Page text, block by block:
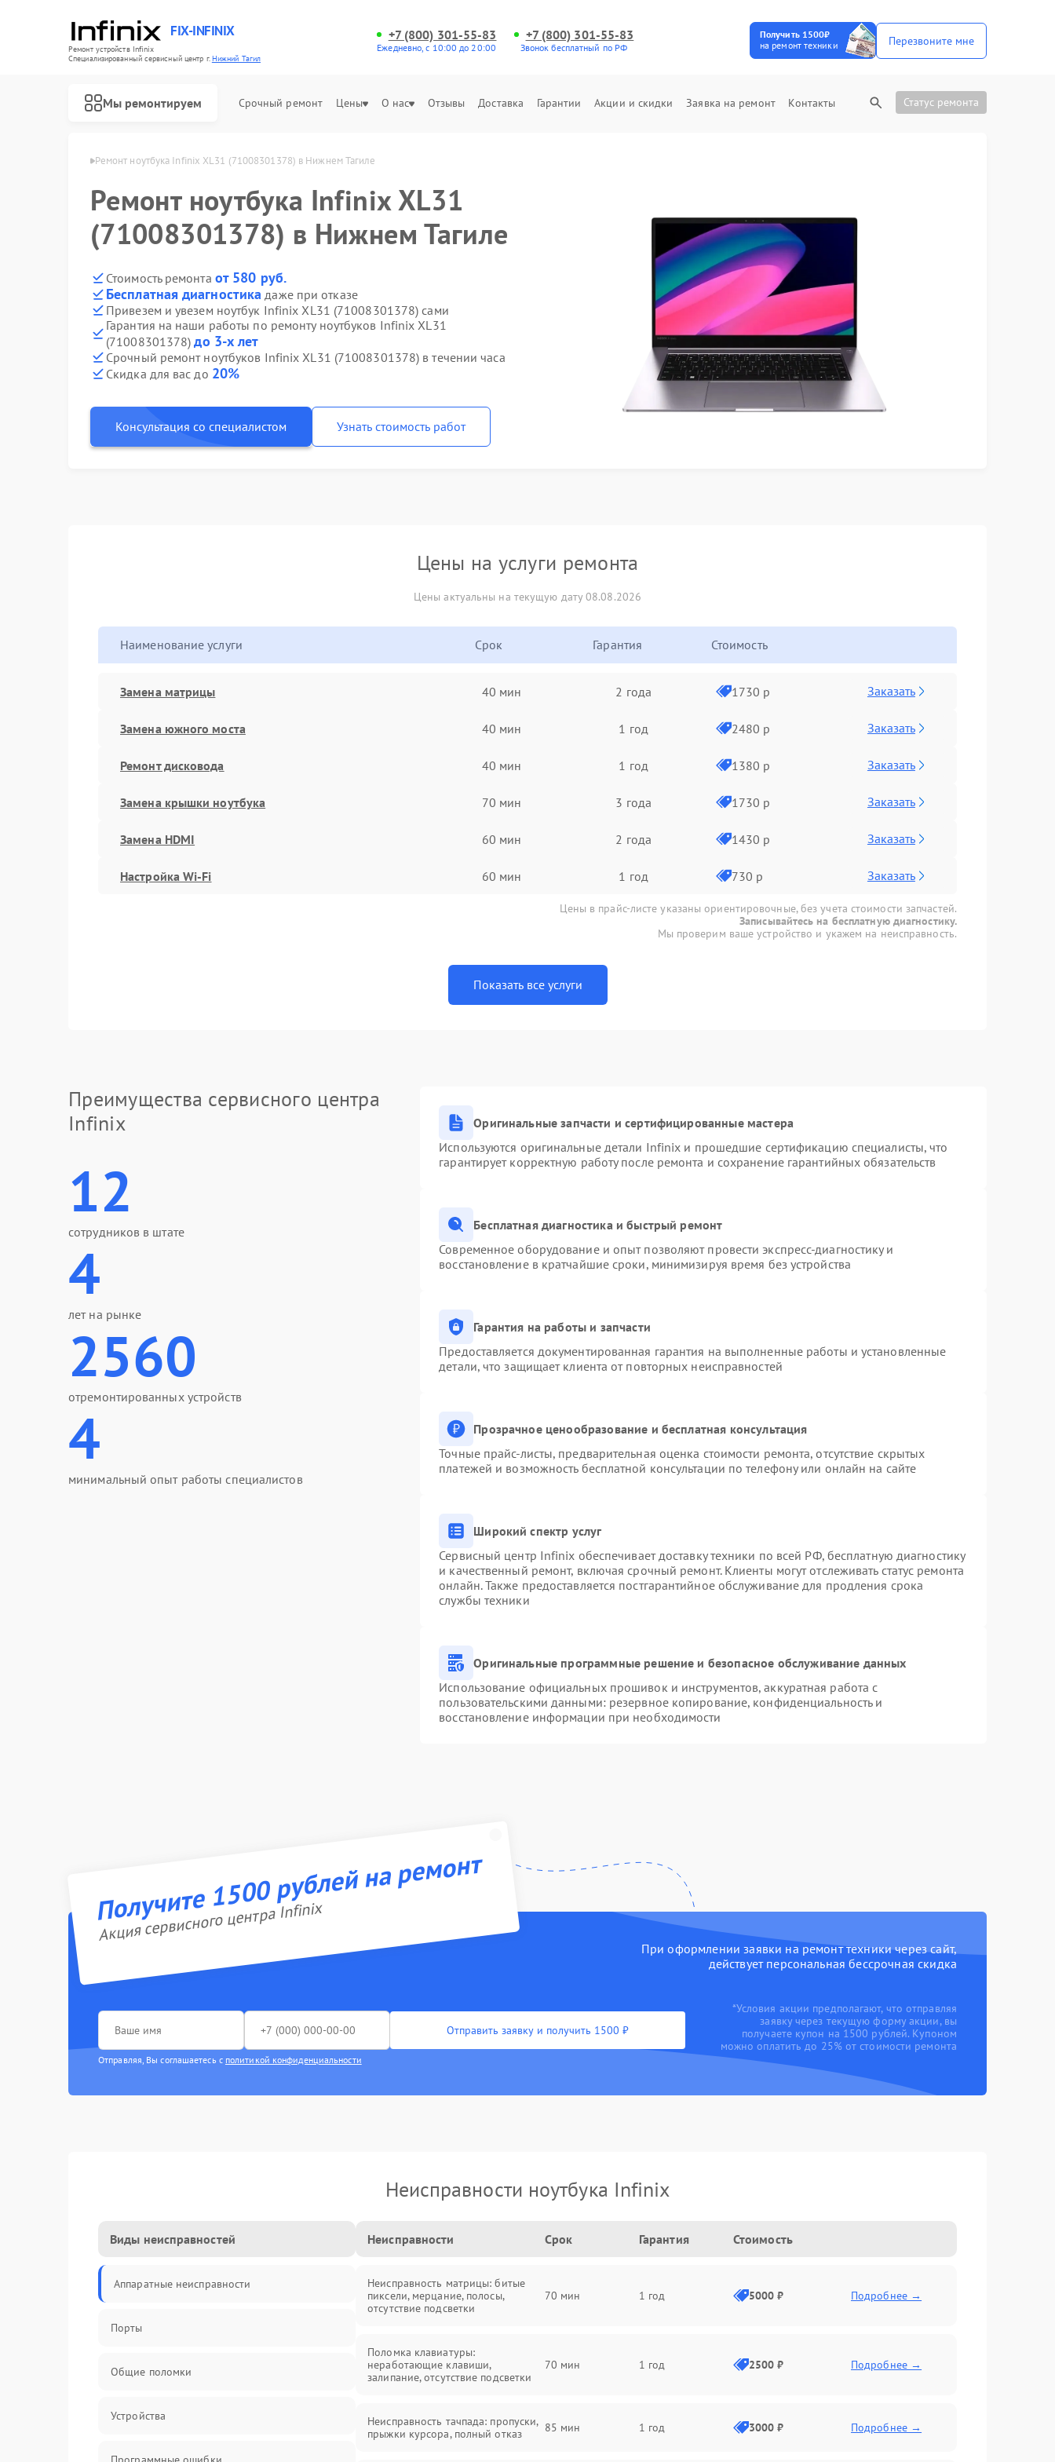
FIX-INFINIX
Ремонт устройств Infinix
Специализированный cервисный центр г.Нижний Тагил
+7 (800) 301-55-83
Ежедневно, с 10:00 до 20:00
+7 (800) 301-55-83
Звонок бесплатный по РФ
Получить 1500₽
на ремонт техники
Перезвоните мне
Мы ремонтируем Срочный ремонт Цены О нас Отзывы Доставка Гарантии Акции и скидки Заявка на ремонт Контакты Статус ремонта
Ремонт ноутбука Infinix XL31 (71008301378) в Нижнем Тагиле
Ремонт ноутбука Infinix XL31
(71008301378) в Нижнем Тагиле
Стоимость ремонта от 580 руб.
Бесплатная диагностика даже при отказе
Привезем и увезем ноутбук Infinix XL31 (71008301378) сами
Гарантия на наши работы по ремонту ноутбуков Infinix XL31
(71008301378)до 3-х лет
Срочный ремонт ноутбуков Infinix XL31 (71008301378) в течении часа
Скидка для вас до 20%
Консультация со специалистом Узнать стоимость работ
Цены на услуги ремонта
Цены актуальны на текущую дату 08.08.2026
Наименование услуги Срок Гарантия Стоимость
Замена матрицы 40 мин 2 года 1730 р Заказать
Замена южного моста 40 мин 1 год 2480 р Заказать
Ремонт дисковода 40 мин 1 год 1380 р Заказать
Замена крышки ноутбука 70 мин 3 года 1730 р Заказать
Замена HDMI 60 мин 2 года 1430 р Заказать
Настройка Wi-Fi 60 мин 1 год 730 р Заказать
Цены в прайс-листе указаны ориентировочные, без учета стоимости запчастей.
Записывайтесь на бесплатную диагностику.
Мы проверим ваше устройство и укажем на неисправность.
Показать все услуги
Преимущества сервисного центра
Infinix
12
сотрудников в штате
4
лет на рынке
2560
отремонтированных устройств
4
минимальный опыт работы специалистов
Оригинальные запчасти и сертифицированные мастера
Используются оригинальные детали Infinix и прошедшие сертификацию специалисты, что
гарантирует корректную работу после ремонта и сохранение гарантийных обязательств
Бесплатная диагностика и быстрый ремонт
Современное оборудование и опыт позволяют провести экспресс-диагностику и
восстановление в кратчайшие сроки, минимизируя время без устройства
Гарантия на работы и запчасти
Предоставляется документированная гарантия на выполненные работы и установленные
детали, что защищает клиента от повторных неисправностей
Прозрачное ценообразование и бесплатная консультация
Точные прайс-листы, предварительная оценка стоимости ремонта, отсутствие скрытых
платежей и возможность бесплатной консультации по телефону или онлайн на сайте
Широкий спектр услуг
Сервисный центр Infinix обеспечивает доставку техники по всей РФ, бесплатную диагностику
и качественный ремонт, включая срочный ремонт. Клиенты могут отслеживать статус ремонта
онлайн. Также предоставляется постгарантийное обслуживание для продления срока
службы техники
Оригинальные программные решение и безопасное обслуживание данных
Использование официальных прошивок и инструментов, аккуратная работа с
пользовательскими данными: резервное копирование, конфиденциальность и
восстановление информации при необходимости
Получите 1500 рублей на ремонт
Акция сервисного центра Infinix
При оформлении заявки на ремонт техники через сайт,
действует персональная бессрочная скидка
Отправить заявку и получить 1500 ₽
Отправляя, Вы соглашаетесь с политикой конфиденциальности
*Условия акции предполагают, что отправляя
заявку через текущую форму акции, вы
получаете купон на 1500 рублей. Купоном
можно оплатить до 25% от стоимости ремонта
Неисправности ноутбука Infinix
Виды неисправностей
Аппаратные неисправности
Порты
Общие поломки
Устройства
Неисправности Срок Гарантия Стоимость
Неисправность матрицы: битые
пиксели, мерцание, полосы,
отсутствие подсветки
70 мин 1 год 5000 ₽ Подробнее →
Поломка клавиатуры:
неработающие клавиши,
залипание, отсутствие подсветки
70 мин 1 год 2500 ₽ Подробнее →
Неисправность тачпада: пропуски,
прыжки курсора, полный отказ
85 мин 1 год 3000 ₽ Подробнее →